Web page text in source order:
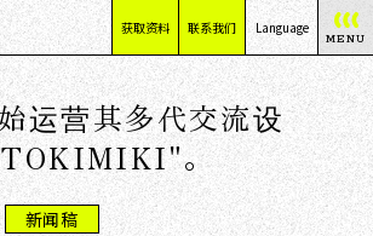
获取资料 联系我们 Language
日本語
English
简体中文
繁體中文
MENU
运营其多代交流设
。
新闻稿